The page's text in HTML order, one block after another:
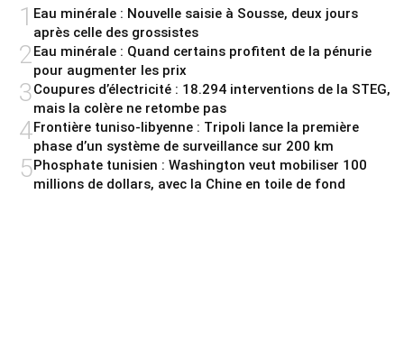
1 Eau minérale : Nouvelle saisie à Sousse, deux jours
après celle des grossistes
2 Eau minérale : Quand certains profitent de la pénurie
pour augmenter les prix
3Coupures d’électricité : 18.294 interventions de la STEG,
mais la colère ne retombe pas
4Frontière tuniso-libyenne : Tripoli lance la première
phase d’un système de surveillance sur 200 km
5Phosphate tunisien : Washington veut mobiliser 100
millions de dollars, avec la Chine en toile de fond